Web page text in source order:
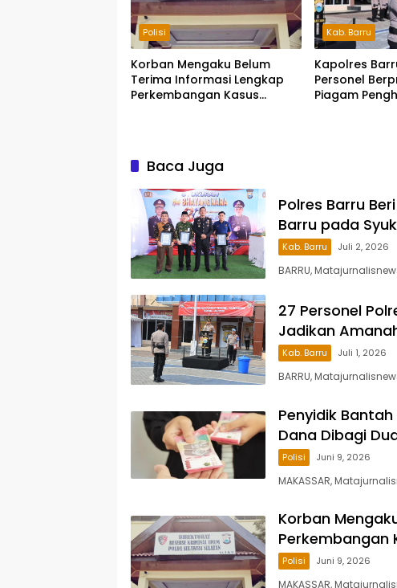
Polisi
Korban Mengaku Belum
Terima Informasi Lengkap
Perkembangan Kasus
Kab. Barru
Kapolres
Personel
Piagam
Baca Juga
Polres Barru
Barru pada
Kab. Barru Juli 2, 2026
BARRU,
27 Personel
Jadikan
Kab. Barru Juli 1, 2026
BARRU,
Penyidik
Dana Dibagi
Polisi Juni 9, 2026
MAKASSAR,
Korban
Perkembangan
Polisi Juni 9, 2026
MAKASSAR,